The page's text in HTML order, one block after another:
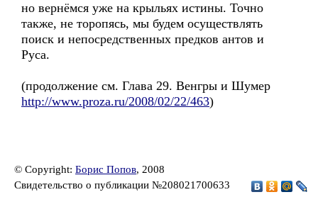
но вернёмся уже на крыльях истины. Точно
также, не торопясь, мы будем осуществлять
поиск и непосредственных предков антов и
Руса.
(продолжение см. Глава 29. Венгры и Шумер
http://www.proza.ru/2008/02/22/463)
© Copyright: Борис Попов, 2008
Свидетельство о публикации №208021700633